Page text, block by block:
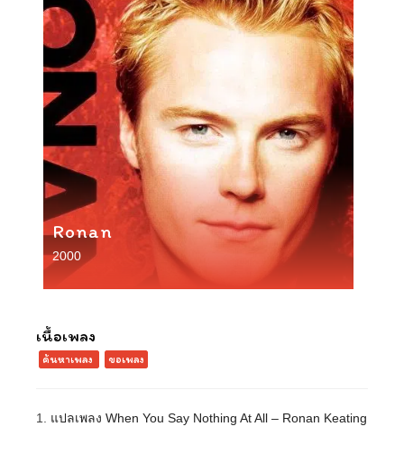
Ronan
2000
เนื้อเพลง
ค้นหาเพลง ขอเพลง
1. แปลเพลง When You Say Nothing At All – Ronan Keating